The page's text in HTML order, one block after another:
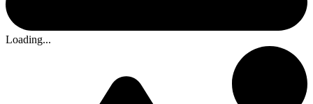
Loading...